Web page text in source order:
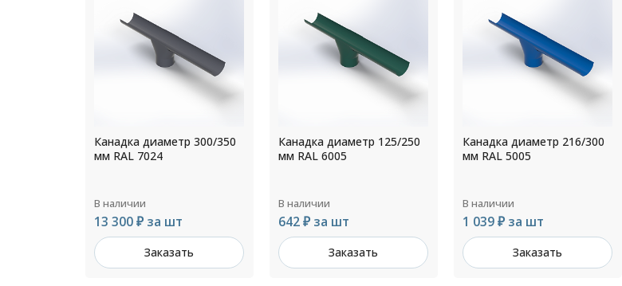
Канадка диаметр 125/250
мм RAL 6005
В наличии
642 ₽ за шт
Заказать
Канадка диаметр 216/300
мм RAL 5005
В наличии
1 039 ₽ за шт
Заказать
Канадка диаметр 300/350
мм RAL 1014
В наличии
13 300 ₽ за шт
Заказать